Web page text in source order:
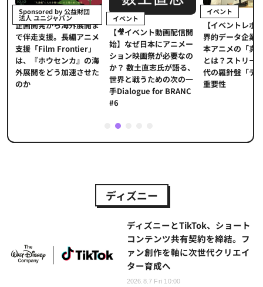
Sponsored by 公益財団
法人 ユニジャパン
企画開発から海外展開ま
で伴走支援。長編アニメ
支援「Film Frontier」
は、『ホウセンカ』の海
外展開をどう加速させた
のか
イベント
【🎥イベント動画配信開
始】なぜ日本にアニメー
ション映画祭が必要なの
か？ 数土直志氏が語る、
世界と戦うための次の一
手Dialogue for BRANC
#6
イベント
【イベントレポ
界的データ企業
本アニメの「真
とは？ストリー
代の羅針盤「デ
重要性
2
ディズニー
ディズニーとTikTok、ショート
コンテンツ共有契約を締結。フ
ァン創作を軸に次世代クリエイ
ター育成へ
2026.8.7 Fri 10:00